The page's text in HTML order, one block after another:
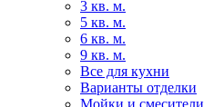
3 кв. м.
5 кв. м.
6 кв. м.
9 кв. м.
Все для кухни
Варианты отделки
Мойки и смесители